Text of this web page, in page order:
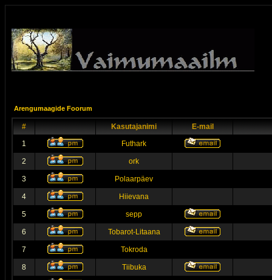
Arengumaagide Foorum
# Kasutajanimi
E-mail
1
Futhark
2 ork
3 Polaarpäev
4 Hiievana
5 sepp
6 Tobarot-Litaana
7 Tokroda
8 Tiibuka